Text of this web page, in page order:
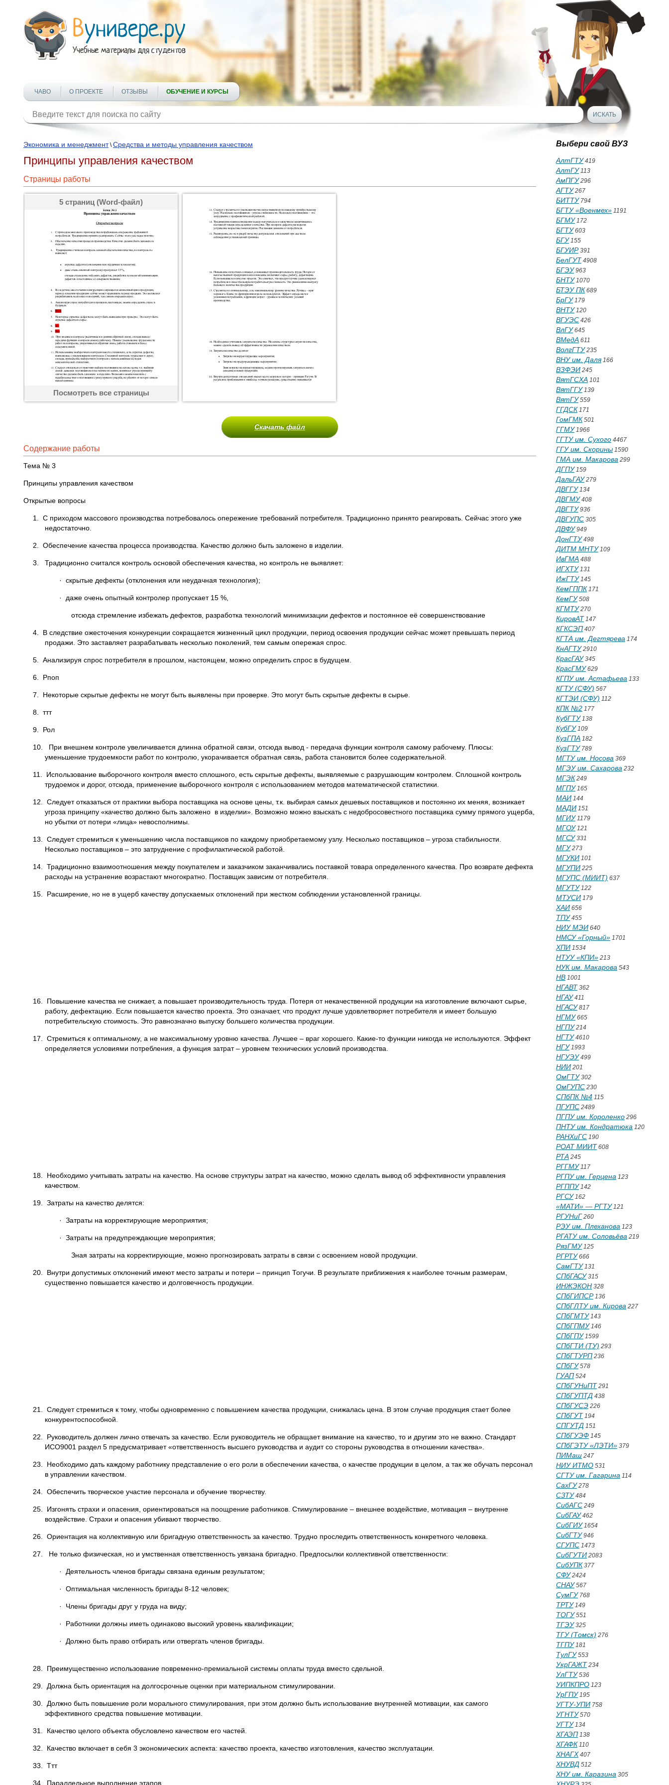
ЧАВО О ПРОЕКТЕ ОТЗЫВЫ ОБУЧЕНИЕ И КУРСЫ
Экономика и менеджмент\Средства и методы управления качеством
Принципы управления качеством
Страницы работы
5 страниц (Word-файл)
Посмотреть все страницы
Скачать файл
Содержание работы
Тема № 3
Принципы управления качеством
Открытые вопросы
1. С приходом массового производства потребовалось опережение требований потребителя. Традиционно принято реагировать. Сейчас этого уже
недостаточно.
2. Обеспечение качества процесса производства. Качество должно быть заложено в изделии.
3. Традиционно считался контроль основой обеспечения качества, но контроль не выявляет:
· скрытые дефекты (отклонения или неудачная технология);
· даже очень опытный контролер пропускает 15 %,
отсюда стремление избежать дефектов, разработка технологий минимизации дефектов и постоянное её совершенствование
4. В следствие ожесточения конкуренции сокращается жизненный цикл продукции, период освоения продукции сейчас может превышать период
продажи. Это заставляет разрабатывать несколько поколений, тем самым опережая спрос.
5. Анализируя спрос потребителя в прошлом, настоящем, можно определить спрос в будущем.
6. Рпоп
7. Некоторые скрытые дефекты не могут быть выявлены при проверке. Это могут быть скрытые дефекты в сырье.
8. ттт
9. Рол
10. При внешнем контроле увеличивается длинна обратной связи, отсюда вывод - передача функции контроля самому рабочему. Плюсы:
уменьшение трудоемкости работ по контролю, укорачивается обратная связь, работа становится более содержательной.
11. Использование выборочного контроля вместо сплошного, есть скрытые дефекты, выявляемые с разрушающим контролем. Сплошной контроль
трудоемок и дорог, отсюда, применение выборочного контроля с использованием методов математической статистики.
12. Следует отказаться от практики выбора поставщика на основе цены, т.к. выбирая самых дешевых поставщиков и постоянно их меняя, возникает
угроза принципу «качество должно быть заложено в изделии». Возможно можно взыскать с недобросовестного поставщика сумму прямого ущерба,
но убытки от потери «лица» невосполнимы.
13. Следует стремиться к уменьшению числа поставщиков по каждому приобретаемому узлу. Несколько поставщиков – угроза стабильности.
Несколько поставщиков – это затруднение с профилактической работой.
14. Традиционно взаимоотношения между покупателем и заказчиком заканчивались поставкой товара определенного качества. Про возврате дефекта
расходы на устранение возрастают многократно. Поставщик зависим от потребителя.
15. Расширение, но не в ущерб качеству допускаемых отклонений при жестком соблюдении установленной границы.
16. Повышение качества не снижает, а повышает производительность труда. Потеря от некачественной продукции на изготовление включают сырье,
работу, дефектацию. Если повышается качество проекта. Это означает, что продукт лучше удовлетворяет потребителя и имеет большую
потребительскую стоимость. Это равнозначно выпуску большего количества продукции.
17. Стремиться к оптимальному, а не максимальному уровню качества. Лучшее – враг хорошего. Какие-то функции никогда не используются. Эффект
определяется условиями потребления, а функция затрат – уровнем технических условий производства.
18. Необходимо учитывать затраты на качество. На основе структуры затрат на качество, можно сделать вывод об эффективности управления
качеством.
19. Затраты на качество делятся:
· Затраты на корректирующие мероприятия;
· Затраты на предупреждающие мероприятия;
Зная затраты на корректирующие, можно прогнозировать затраты в связи с освоением новой продукции.
20. Внутри допустимых отклонений имеют место затраты и потери – принцип Тогучи. В результате приближения к наиболее точным размерам,
существенно повышается качество и долговечность продукции.
21. Следует стремиться к тому, чтобы одновременно с повышением качества продукции, снижалась цена. В этом случае продукция стает более
конкурентоспособной.
22. Руководитель должен лично отвечать за качество. Если руководитель не обращает внимание на качество, то и другим это не важно. Стандарт
ИСО9001 раздел 5 предусматривает «ответственность высшего руководства и аудит со стороны руководства в отношении качества».
23. Необходимо дать каждому работнику представление о его роли в обеспечении качества, о качестве продукции в целом, а так же обучать персонал
в управлении качеством.
24. Обеспечить творческое участие персонала и обучение творчеству.
25. Изгонять страхи и опасения, ориентироваться на поощрение работников. Стимулирование – внешнее воздействие, мотивация – внутренне
воздействие. Страхи и опасения убивают творчество.
26. Ориентация на коллективную или бригадную ответственность за качество. Трудно проследить ответственность конкретного человека.
27. Не только физическая, но и умственная ответственность увязана бригадно. Предпосылки коллективной ответственности:
· Деятельность членов бригады связана единым результатом;
· Оптимальная численность бригады 8-12 человек;
· Члены бригады друг у груда на виду;
· Работники должны иметь одинаково высокий уровень квалификации;
· Должно быть право отбирать или отвергать членов бригады.
28. Преимущественно использование повременно-премиальной системы оплаты труда вместо сдельной.
29. Должна быть ориентация на долгосрочные оценки при материальном стимулировании.
30. Должно быть повышение роли морального стимулирования, при этом должно быть использование внутренней мотивации, как самого
эффективного средства повышение мотивации.
31. Качество целого объекта обусловлено качеством его частей.
32. Качество включает в себя 3 экономических аспекта: качество проекта, качество изготовления, качество эксплуатации.
33. Ттт
34. Параллельное выполнение этапов
Выбери свой ВУЗ
АлтГТУ419
АлтГУ113
АмПГУ296
АГТУ267
БИТТУ794
БГТУ «Военмех» 1191
БГМУ172
БГТУ603
БГУ155
БГУИР391
БелГУТ 4908
БГЭУ963
БНТУ1070
БТЭУ ПК 689
БрГУ179
ВНТУ120
ВГУЭС 426
ВлГУ645
ВМедА 611
ВолгГТУ235
ВНУ им. Даля166
ВЗФЭИ 245
ВятГСХА 101
ВятГГУ139
ВятГУ559
ГГДСК 171
ГомГМК 501
ГГМУ1966
ГГТУ им. Сухого 4467
ГГУ им. Скорины 1590
ГМА им. Макарова 299
ДГПУ159
ДальГАУ279
ДВГГУ134
ДВГМУ408
ДВГТУ936
ДВГУПС 305
ДВФУ949
ДонГТУ498
ДИТМ МНТУ109
ИвГМА 488
ИГХТУ131
ИжГТУ145
КемГППК 171
КемГУ508
КГМТУ270
КировАТ 147
КГКСЭП 407
КГТА им. Дегтярева 174
КнАГТУ2910
КрасГАУ345
КрасГМУ629
КГПУ им. Астафьева 133
КГТУ (СФУ) 567
КГТЭИ (СФУ) 112
КПК №2 177
КубГТУ138
КубГУ109
КузГПА 182
КузГТУ789
МГТУ им. Носова 369
МГЭУ им. Сахарова 232
МГЭК 249
МГПУ165
МАИ 144
МАДИ 151
МГИУ1179
МГОУ121
МГСУ331
МГУ273
МГУКИ 101
МГУПИ 225
МГУПС (МИИТ) 637
МГУТУ122
МТУСИ 179
ХАИ 656
ТПУ455
НИУ МЭИ 640
НМСУ «Горный» 1701
ХПИ 1534
НТУУ «КПИ» 213
НУК им. Макарова 543
НВ 1001
НГАВТ 362
НГАУ411
НГАСУ817
НГМУ665
НГПУ214
НГТУ4610
НГУ1993
НГУЭУ499
НИИ 201
ОмГТУ302
ОмГУПС 230
СПбПК №4 115
ПГУПС 2489
ПГПУ им. Короленко 296
ПНТУ им. Кондратюка 120
РАНХиГС 190
РОАТ МИИТ 608
РТА 245
РГГМУ117
РГПУ им. Герцена 123
РГППУ142
РГСУ162
«МАТИ» — РГТУ121
РГУНиГ 260
РЭУ им. Плеханова 123
РГАТУ им. Соловьёва 219
РязГМУ125
РГРТУ666
СамГТУ131
СПбГАСУ315
ИНЖЭКОН 328
СПбГИПСР136
СПбГЛТУ им. Кирова 227
СПбГМТУ143
СПбГПМУ146
СПбГПУ1599
СПбГТИ (ТУ) 293
СПбГТУРП 236
СПбГУ578
ГУАП 524
СПбГУНиПТ 291
СПбГУПТД 438
СПбГУСЭ 226
СПбГУТ 194
СПГУТД 151
СПбГУЭФ 145
СПбГЭТУ «ЛЭТИ» 379
ПИМаш 247
НИУ ИТМО 531
СГТУ им. Гагарина 114
СахГУ278
СЗТУ484
СибАГС 249
СибГАУ462
СибГИУ1654
СибГТУ946
СГУПС 1473
СибГУТИ 2083
СибУПК 377
СФУ2424
СНАУ567
СумГУ768
ТРТУ149
ТОГУ551
ТГЭУ325
ТГУ (Томск) 276
ТГПУ181
ТулГУ553
УкрГАЖТ 234
УлГТУ536
УИПКПРО 123
УрГПУ195
УГТУ-УПИ 758
УГНТУ570
УГТУ134
ХГАЭП 138
ХГАФК 110
ХНАГХ 407
ХНУВД 512
ХНУ им. Каразина 305